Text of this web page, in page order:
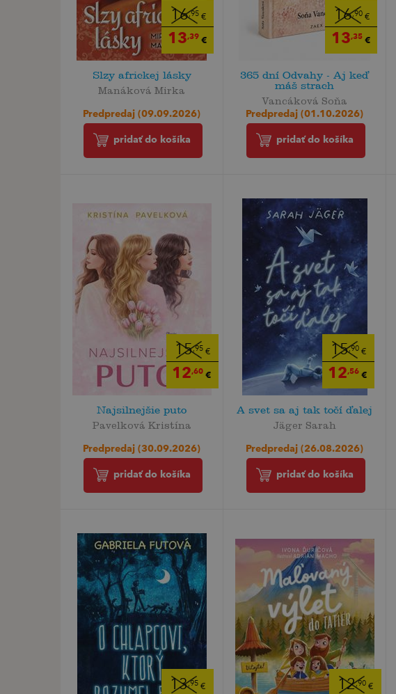
16,95€
13,39€
Slzy africkej lásky
Manáková Mirka
Predpredaj (09.09.2026)
pridať do košíka
16,90€
13,35€
365 dní Odvahy - Aj keď
máš strach
Vancáková Soňa
Predpredaj (01.10.2026)
pridať do košíka
15,95 €
12,60 €
Najsilnejšie puto
Pavelková Kristína
Predpredaj (30.09.2026)
pridať do košíka
15,90 €
12,56 €
A svet sa aj tak točí ďalej
Jäger Sarah
Predpredaj (26.08.2026)
pridať do košíka
13,95 € 12,90 €